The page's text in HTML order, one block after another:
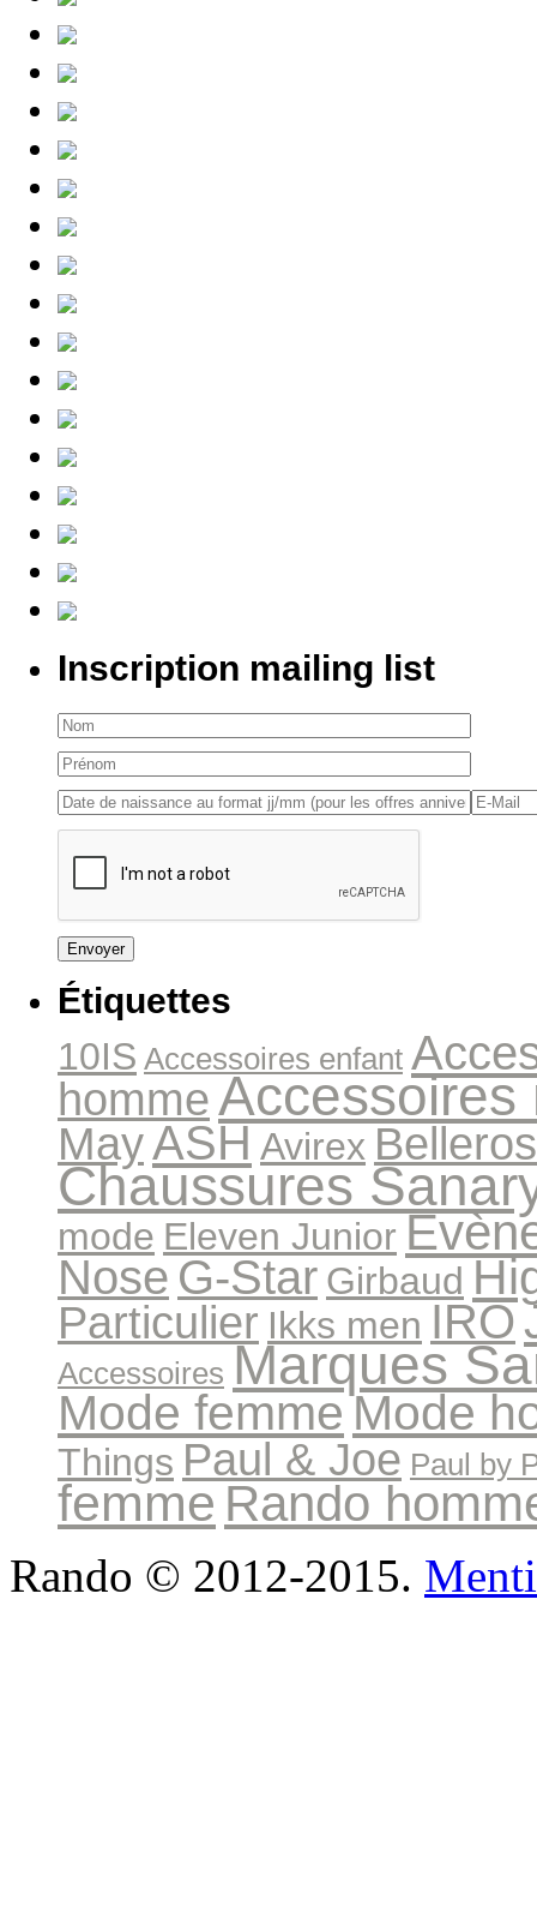
Inscription mailing list
Étiquettes
10IS Accessoires enfant
hommeAccessoires
MayASH Avirex
Chaussures
mode Eleven Junior
Nose G-Star Girbaud
Particulier Ikks men IRO
Accessoires Marques
Mode femmeMode
Things Paul & Joe Paul by
femme Rando
Rando © 2012-2015.